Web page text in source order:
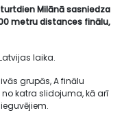
Milānā sasniedza
metru distances finālu,
laika.
grupās, A finālu
katra slidojuma, kā arī